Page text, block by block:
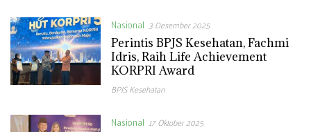
Nasional 3 Desember 2025
Perintis BPJS Kesehatan, Fachmi
Idris, Raih Life Achievement
KORPRI Award
BPJS Kesehatan
Nasional 17 Oktober 2025